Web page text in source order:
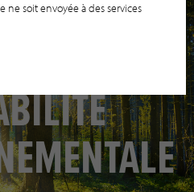
ne soit envoyée à des services